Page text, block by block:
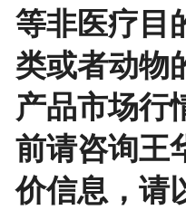
等非医疗目
类或者动物
产品市场行
前请咨询王
价信息，请